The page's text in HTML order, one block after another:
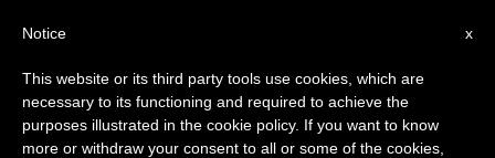
×
Aviso importante
Del 27 de julio al 7 de agosto haremos la pausa
anual, aprovechando que en el periodo de verano
x
Notice
This website or its third party tools use cookies, which are
necessary to its functioning and required to achieve the
purposes illustrated in the cookie policy. If you want to know
more or withdraw your consent to all or some of the cookies,